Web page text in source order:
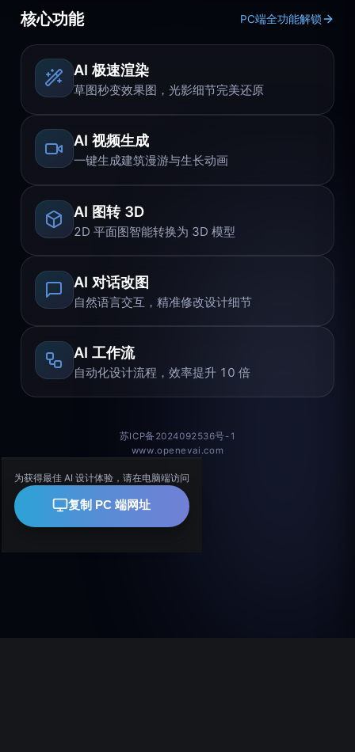
核心功能 PC端全功能解锁
AI 极速渲染
草图秒变效果图，光影细节完美还原
AI 视频生成
一键生成建筑漫游与生长动画
AI 图转 3D
2D 平面图智能转换为 3D 模型
AI 对话改图
自然语言交互，精准修改设计细节
AI 工作流
自动化设计流程，效率提升 10 倍
苏ICP备2024092536号-1
www.openevai.com
为获得最佳 AI 设计体验，请在电脑端访问
复制 PC 端网址